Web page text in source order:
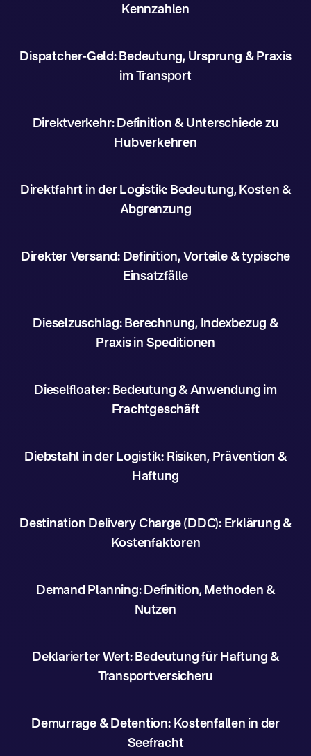
Kennzahlen
Dispatcher-Geld: Bedeutung, Ursprung & Praxis
im Transport
Direktverkehr: Definition & Unterschiede zu
Hubverkehren
Direktfahrt in der Logistik: Bedeutung, Kosten &
Abgrenzung
Direkter Versand: Definition, Vorteile & typische
Einsatzfälle
Dieselzuschlag: Berechnung, Indexbezug &
Praxis in Speditionen
Dieselfloater: Bedeutung & Anwendung im
Frachtgeschäft
Diebstahl in der Logistik: Risiken, Prävention &
Haftung
Destination Delivery Charge (DDC): Erklärung &
Kostenfaktoren
Demand Planning: Definition, Methoden &
Nutzen
Deklarierter Wert: Bedeutung für Haftung &
Transportversicheru
Demurrage & Detention: Kostenfallen in der
Seefracht